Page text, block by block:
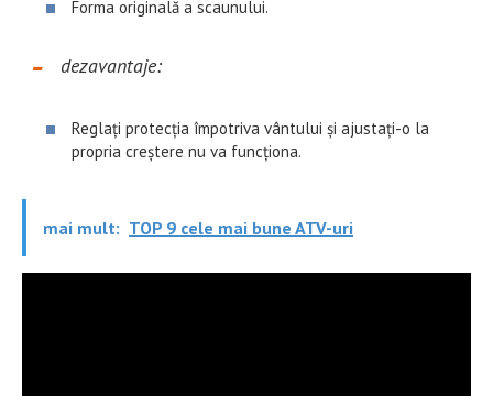
Forma originală a scaunului.
dezavantaje:
Reglați protecția împotriva vântului și ajustați-o la
propria creștere nu va funcționa.
mai mult: TOP 9 cele mai bune ATV-uri